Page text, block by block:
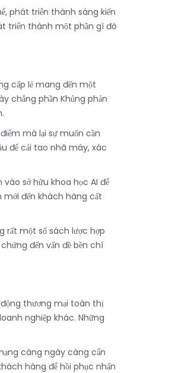
phát triển thành sáng kiến
triển thành một phần gì đó
cấp lẻ mang đến một
chẳng phần Khủng phản
mà lại sự muốn cần
để cải tao nhã máy, xác
sở hữu khoa học AI để
mới đến khách hàng cất
rất một số sách lược hợp
đến vấn đề bền chí
thương mại toàn thị
nghiệp khác. Những
càng ngày càng cẩn
hàng để hồi phục nhấn